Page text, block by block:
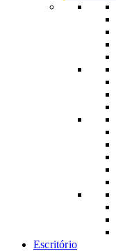
Escritório